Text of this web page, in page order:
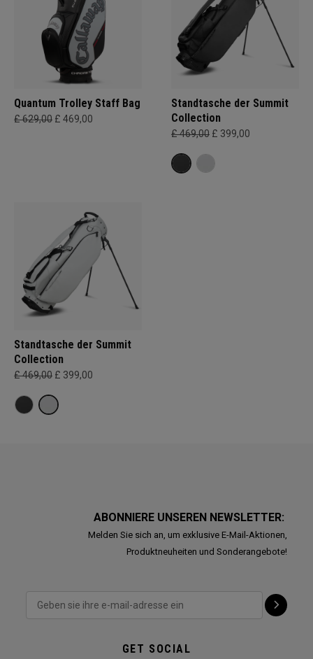
Quantum Trolley Staff Bag
£ 629,00 £ 469,00
Standtasche der Summit
Collection
£ 469,00 £ 399,00
Standtasche der Summit
Collection
£ 469,00 £ 399,00
ABONNIERE UNSEREN NEWSLETTER:
Melden Sie sich an, um exklusive E-Mail-Aktionen,
Produktneuheiten und Sonderangebote!
GET SOCIAL